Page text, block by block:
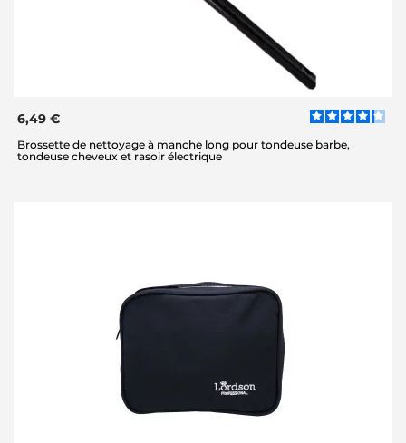
6,49 €
Brossette de nettoyage à manche long pour tondeuse barbe,
tondeuse cheveux et rasoir électrique